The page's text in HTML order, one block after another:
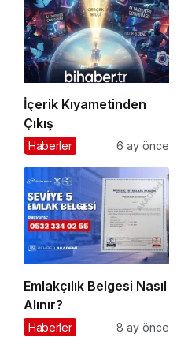
İçerik Kıyametinden
Çıkış
Haberler 6 ay önce
Emlakçılık Belgesi Nasıl
Alınır?
Haberler 8 ay önce